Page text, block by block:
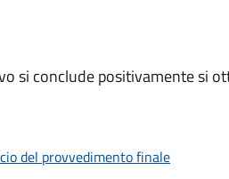
si conclude positivamente si
del provvedimento finale